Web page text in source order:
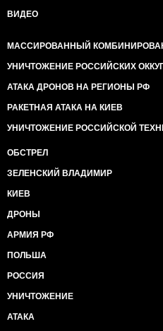
ВИДЕО
МАССИРОВАННЫЙ
УНИЧТОЖЕНИЕ РОССИЙСКИХ
АТАКА ДРОНОВ НА РЕГИОНЫ РФ
РАКЕТНАЯ АТАКА НА КИЕВ
УНИЧТОЖЕНИЕ РОССИЙСКОЙ
ОБСТРЕЛ
ЗЕЛЕНСКИЙ ВЛАДИМИР
КИЕВ
ДРОНЫ
АРМИЯ РФ
ПОЛЬША
РОССИЯ
УНИЧТОЖЕНИЕ
АТАКА